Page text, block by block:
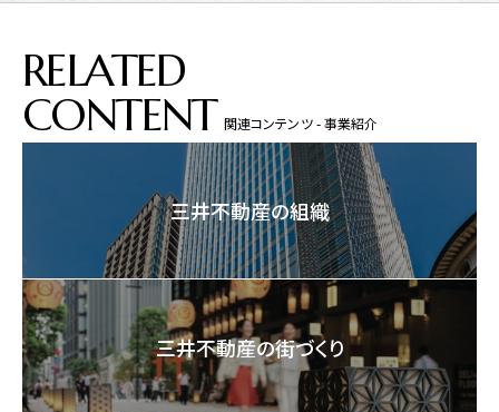
RELATED
CONTENT 関連コンテンツ - 事業紹介
三井不動産の組織
三井不動産の街づくり